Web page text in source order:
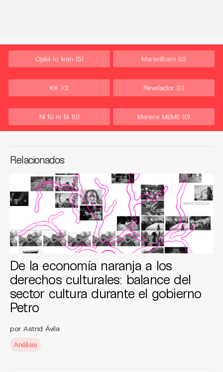
Ojalá lo lean (5) Maravilloso (0)
KK (0) Revelador (0)
Ni fú ni fá (0) Merece MEME (0)
Relacionados
De la economía naranja a los
derechos culturales: balance del
sector cultura durante el gobierno
Petro
por Astrid Ávila
Análisis